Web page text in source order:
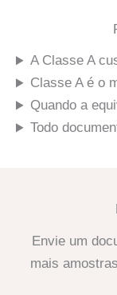
A Classe A
Classe A é o
Quando a
Todo
Envie um
mais